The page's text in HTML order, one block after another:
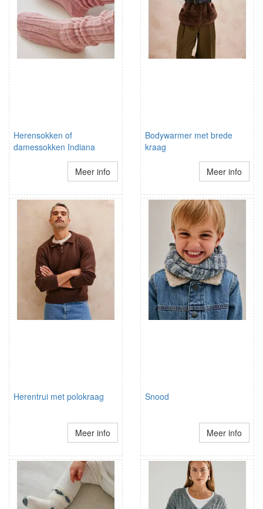
Herensokken of
damessokken Indiana
Meer info
Bodywarmer met brede
kraag
Meer info
Herentrui met polokraag
Meer info
Snood
Meer info